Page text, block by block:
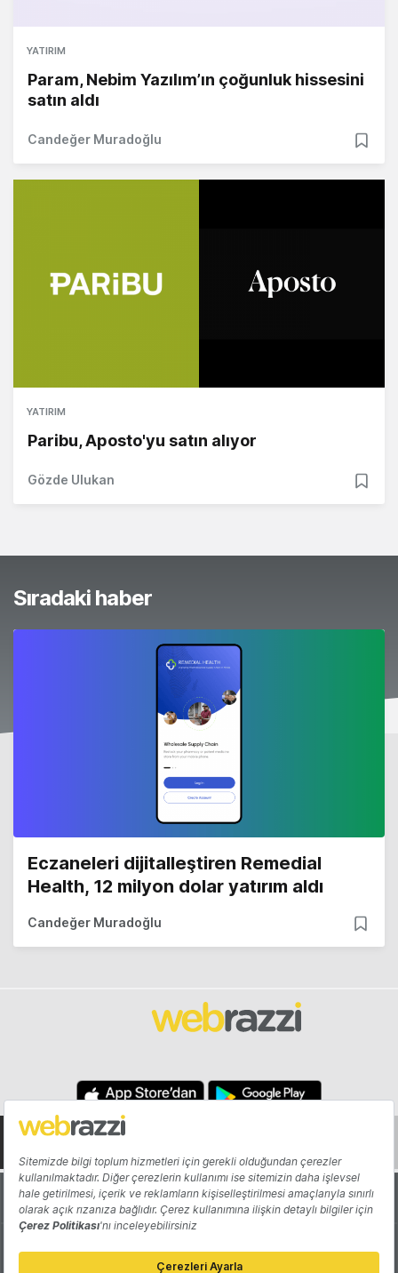
YATIRIM
Param, Nebim Yazılım’ın çoğunluk hissesini
satın aldı
Candeğer Muradoğlu
YATIRIM
Paribu, Aposto'yu satın alıyor
Gözde Ulukan
Sıradaki haber
Eczaneleri dijitalleştiren Remedial
Health, 12 milyon dolar yatırım aldı
Candeğer Muradoğlu
Hakkında Yazarlar
Katkıda Bulun Reklam